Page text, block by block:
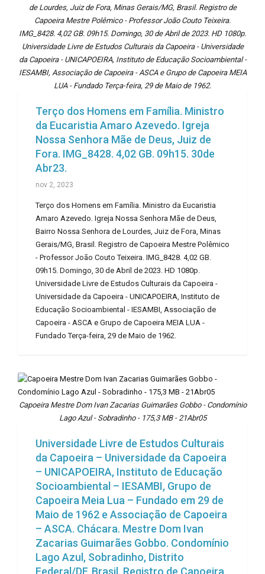
de Lourdes, Juiz de Fora, Minas Gerais/MG, Brasil. Registro de
Capoeira Mestre Polêmico - Professor João Couto Teixeira.
IMG_8428. 4,02 GB. 09h15. Domingo, 30 de Abril de 2023. HD 1080p.
Universidade Livre de Estudos Culturais da Capoeira - Universidade
da Capoeira - UNICAPOEIRA, Instituto de Educação Socioambiental -
IESAMBI, Associação de Capoeira - ASCA e Grupo de Capoeira MEIA
LUA - Fundado Terça-feira, 29 de Maio de 1962.
Terço dos Homens em Família. Ministro
da Eucaristia Amaro Azevedo. Igreja
Nossa Senhora Mãe de Deus, Juiz de
Fora. IMG_8428. 4,02 GB. 09h15. 30de
Abr23.
nov 2, 2023
Terço dos Homens em Família. Ministro da Eucaristia
Amaro Azevedo. Igreja Nossa Senhora Mãe de Deus,
Bairro Nossa Senhora de Lourdes, Juiz de Fora, Minas
Gerais/MG, Brasil. Registro de Capoeira Mestre Polêmico
- Professor João Couto Teixeira. IMG_8428. 4,02 GB.
09h15. Domingo, 30 de Abril de 2023. HD 1080p.
Universidade Livre de Estudos Culturais da Capoeira -
Universidade da Capoeira - UNICAPOEIRA, Instituto de
Educação Socioambiental - IESAMBI, Associação de
Capoeira - ASCA e Grupo de Capoeira MEIA LUA -
Fundado Terça-feira, 29 de Maio de 1962.
Capoeira Mestre Dom Ivan Zacarias Guimarães Gobbo - Condomínio
Lago Azul - Sobradinho - 175,3 MB - 21Abr05
Universidade Livre de Estudos Culturais
da Capoeira – Universidade da Capoeira
– UNICAPOEIRA, Instituto de Educação
Socioambiental – IESAMBI, Grupo de
Capoeira Meia Lua – Fundado em 29 de
Maio de 1962 e Associação de Capoeira
– ASCA. Chácara. Mestre Dom Ivan
Zacarias Guimarães Gobbo. Condomínio
Lago Azul, Sobradinho, Distrito
Federal/DF, Brasil. Registro de Capoeira